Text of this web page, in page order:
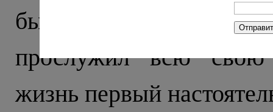
бывшей
прослужил всю свою
жизнь первый